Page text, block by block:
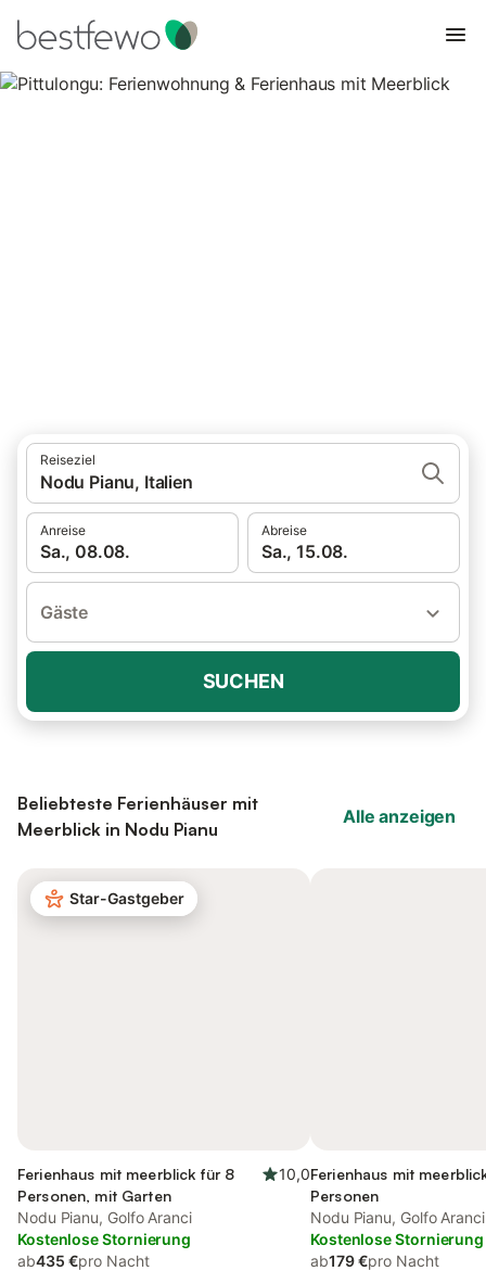
Reiseziel
Nodu Pianu, Italien
Anreise
Sa., 08.08.
Abreise
Sa., 15.08.
Gäste
SUCHEN
Beliebteste Ferienhäuser mit
Meerblick in Nodu Pianu
Alle anzeigen
Star-Gastgeber
Ferienhaus mit meerblick für 8
Personen, mit Garten
10,0
Nodu Pianu, Golfo Aranci
Kostenlose Stornierung
ab435 €pro Nacht
Ferienhaus mit
Personen
Nodu Pianu, Golfo Aranci
Kostenlose Stornierung
ab179 €pro Nacht